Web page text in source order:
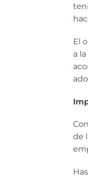
El
a
Con
de